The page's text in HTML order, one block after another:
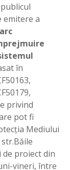
emitere a
în
privind
pot fi
Mediului
de proiect din
vineri, între